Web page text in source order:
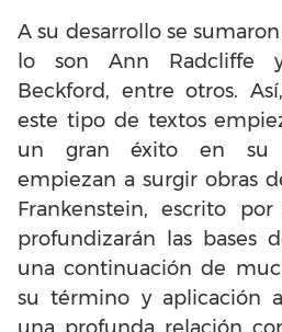
A su desarrollo se
lo son Ann Radcliffe
Beckford, entre otros.
este tipo de textos
un gran éxito en su
empiezan a surgir obras
Frankenstein, escrito
profundizarán las bases
una continuación de
su término y aplicación